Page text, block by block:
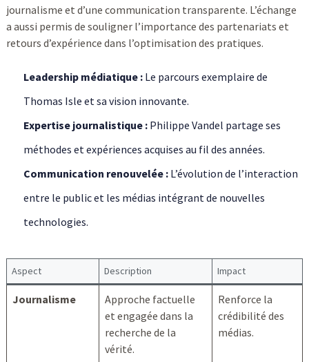
journalisme et d’une communication transparente. L’échange
a aussi permis de souligner l’importance des partenariats et
retours d’expérience dans l’optimisation des pratiques.
Leadership médiatique :Le parcours exemplaire de
Thomas Isle et sa vision innovante.
Expertise journalistique :Philippe Vandel partage ses
méthodes et expériences acquises au fil des années.
Communication renouvelée :L’évolution de l’interaction
entre le public et les médias intégrant de nouvelles
technologies.
Aspect Description Impact
Journalisme
Approche factuelle
et engagée dans la
recherche de la
vérité.
Renforce la
crédibilité des
médias.